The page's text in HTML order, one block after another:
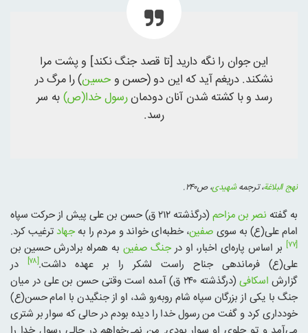
این جوان را نگه دارید [تا قصد جنگ نکند] و پشت مرا
نشکند. دریغم آید که این دو (حسن وحسین) را مرگ در
رسد و با کشته شدن آنان دودمانرسول خدا(ص)به سر
رسد.
نهج البلاغة، ترجمهشهیدی، ص۲۴۰.
به گفته نصر بن مزاحم
(درگذشته ۲۱۲ ق) حسن بن علی پیش از حرکت سپاه
امام علی(ع) به سوی صفین، خطبه‌ای خواند و مردم را بهجهاد ترغیب کرد.
[۷۷] بر اساس پاره‌ای اخبار، او درجنگ صفین به همراه برادرش حسین بن
علی(ع) فرماندهی جناح راست لشکر را بر عهده داشت.[۷۸]
در
گزارش اسکافی
(درگذشته ۲۴۰ ق) آمده است وقتی حسن بن علی در میان
جنگ با یکی از بزرگان سپاه شام روبه‌رو شد، او از جنگیدن با امام حسن(ع)
خودداری کرد و گفت من رسول خدا را دیده بودم در حالی که سوار بر شتری